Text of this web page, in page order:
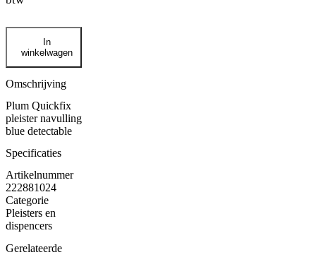
Quickfix
navulling
blue
detectable
aantal
In
winkelwagen
Omschrijving
Plum Quickfix
pleister navulling
blue detectable
Specificaties
Artikelnummer
222881024
Categorie
Pleisters en
dispencers
Gerelateerde